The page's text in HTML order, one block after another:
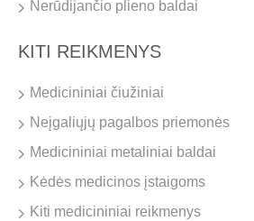
Nerūdijančio plieno baldai
KITI REIKMENYS
Medicininiai čiužiniai
Neįgaliųjų pagalbos priemonės
Medicininiai metaliniai baldai
Kėdės medicinos įstaigoms
Kiti medicininiai reikmenys